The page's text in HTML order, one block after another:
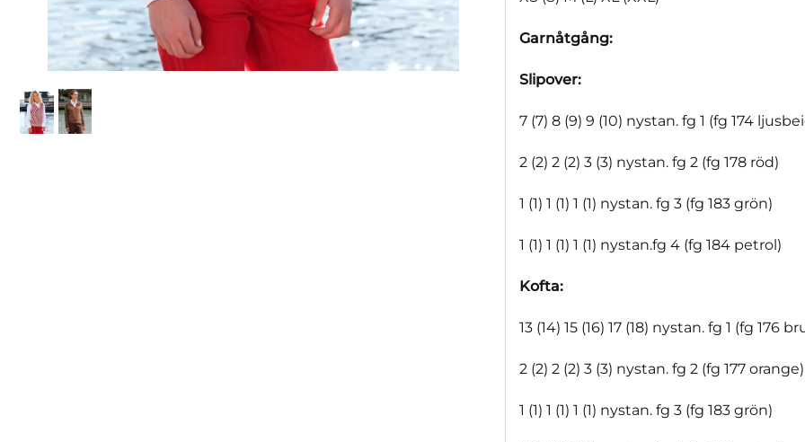
Garnåtgång:
Slipover:
7 (7) 8 (9) 9 (10) nystan. fg 1 (fg 174
2 (2) 2 (2) 3 (3) nystan. fg 2 (fg 178 röd)
1 (1) 1 (1) 1 (1) nystan. fg 3 (fg 183 grön)
1 (1) 1 (1) 1 (1) nystan.fg 4 (fg 184 petrol)
Kofta:
13 (14) 15 (16) 17 (18) nystan. fg 1 (fg 176
2 (2) 2 (2) 3 (3) nystan. fg 2 (fg 177 orange)
1 (1) 1 (1) 1 (1) nystan. fg 3 (fg 183 grön)